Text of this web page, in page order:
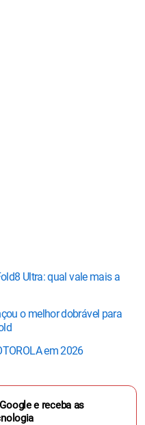
Ultra: qual vale mais a
o melhor dobrável para
em 2026
e receba as